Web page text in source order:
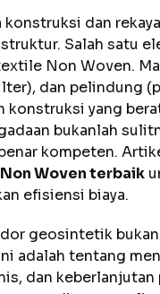
konstruksi dan
Salah satu
Non Woven.
dan pelindung
konstruksi yang
bukanlah
kompeten.
Woven terbaik
efisiensi biaya.
geosintetik
adalah tentang
dan